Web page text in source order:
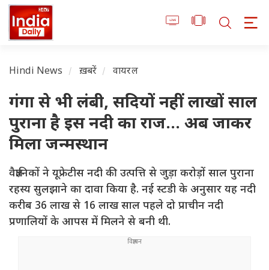
Hindi News ख़बरें वायरल
गंगा से भी लंबी, सदियों नहीं लाखों साल
पुराना है इस नदी का राज... अब जाकर
मिला जन्मस्थान
वैज्ञानिकों ने यूफ्रेटीस नदी की उत्पत्ति से जुड़ा करोड़ों साल पुराना
रहस्य सुलझाने का दावा किया है. नई स्टडी के अनुसार यह नदी
करीब 36 लाख से 16 लाख साल पहले दो प्राचीन नदी
प्रणालियों के आपस में मिलने से बनी थी.